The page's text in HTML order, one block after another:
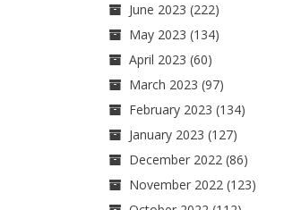
June 2023 (222)
May 2023 (134)
April 2023 (60)
March 2023 (97)
February 2023 (134)
January 2023 (127)
December 2022(86)
November 2022(123)